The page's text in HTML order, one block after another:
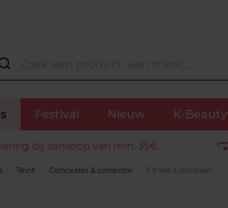
Festival Nieuw K-Beauty
bij aankoop van min. 35€.
Teint Concealer & corrector Fit Me Concealer